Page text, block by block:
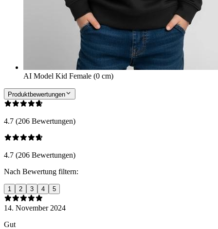
AI Model Kid Female (0 cm)
Produktbewertungen
4.7 (206 Bewertungen)
4.7 (206 Bewertungen)
Nach Bewertung filtern:
1 2 3 4 5
14. November 2024
Gut